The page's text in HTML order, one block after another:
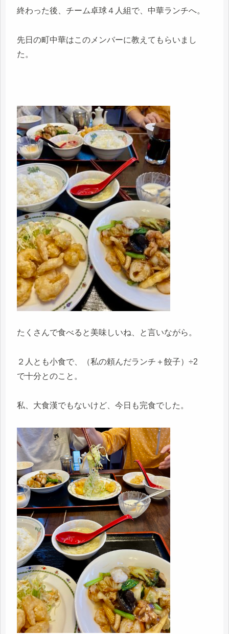
終わった後、チーム卓球４人組で、中華ランチへ。
先日の町中華はこのメンバーに教えてもらいまし
た。
たくさんで食べると美味しいね、と言いながら。
２人とも小食で、（私の頼んだランチ＋餃子）÷2
で十分とのこと。
私、大食漢でもないけど、今日も完食でした。